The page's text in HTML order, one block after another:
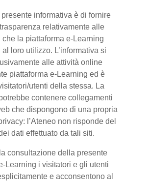
informativa è di fornire
relativamente alle
che la piattaforma e-Learning
loro utilizzo. L’informativa si
alle attività online
piattaforma e-Learning ed è
utenti della stessa. La
contenere collegamenti
che dispongono di una propria
l’Ateneo non risponde del
dati effettuato da tali siti.
consultazione della presente
Learning i visitatori e gli utenti
e acconsentono al